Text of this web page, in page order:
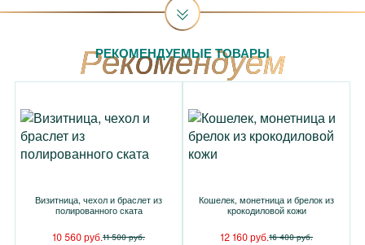
РЕКОМЕНДУЕМЫЕ ТОВАРЫ
Визитница, чехол и браслет из
полированного ската
10 560 руб.11 500 руб.
Кошелек, монетница и брелок из
крокодиловой кожи
12 160 руб.16 400 руб.